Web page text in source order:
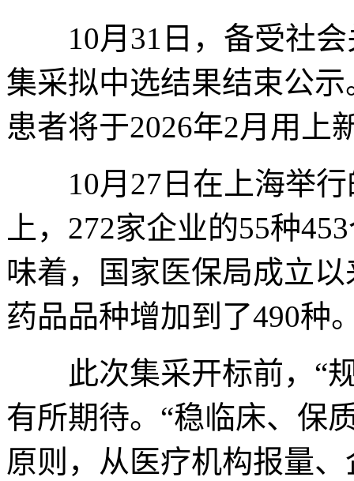
10月31日，备受社会
集采拟中选结果结束公
患者将于2026年2月用上
10月27日在上海举行
上，272家企业的55种
味着，国家医保局成立
药品品种增加到了490种
此次集采开标前，“规
有所期待。“稳临床、保
原则，从医疗机构报量